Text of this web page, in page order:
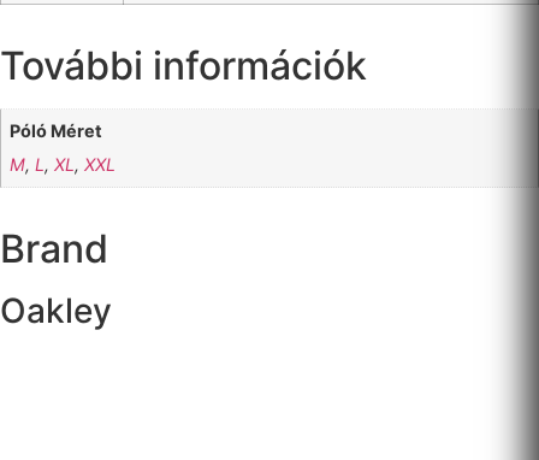
További információk
Póló Méret
M,L ,XL ,XXL
Brand
Oakley